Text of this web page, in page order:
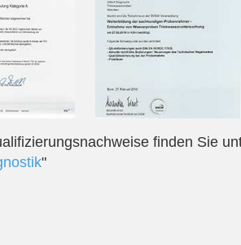
finden Sie
"